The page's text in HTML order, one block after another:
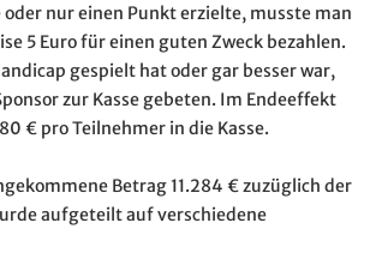
nur einen Punkt erzielte, musste man
5 Euro für einen guten Zweck bezahlen.
gespielt hat oder gar besser war,
zur Kasse gebeten. Im Endeeffekt
€ pro Teilnehmer in die Kasse.
Betrag 11.284 € zuzüglich der
aufgeteilt auf verschiedene